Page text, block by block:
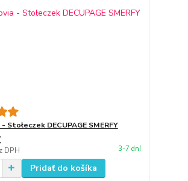
Stołeczek DECUPAGE SMERFY
DPH 3-7 dní
Pridať do košíka